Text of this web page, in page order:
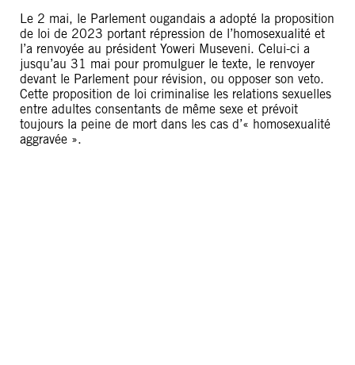
Le 2 mai, le Parlement ougandais a adopté la proposition
de loi de 2023 portant répression de l’homosexualité et
l’a renvoyée au président Yoweri Museveni. Celui-ci a
jusqu’au 31 mai pour promulguer le texte, le renvoyer
devant le Parlement pour révision, ou opposer son veto.
Cette proposition de loi criminalise les relations sexuelles
entre adultes consentants de même sexe et prévoit
toujours la peine de mort dans les cas d’« homosexualité
aggravée ».